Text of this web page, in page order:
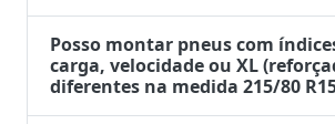
Posso montar pneus com
carga, velocidade ou XL
diferentes na medida 215/80